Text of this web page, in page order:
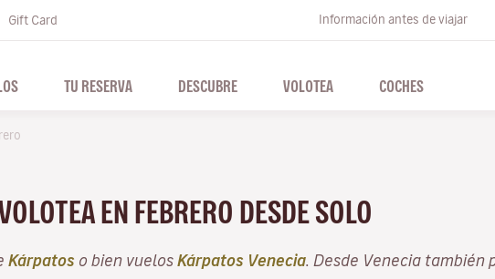
Gift Card Información antes de viajar
TU RESERVA DESCUBRE VOLOTEA COCHES
EN FEBRERO DESDE SOLO
Kárpatos o bien vuelos Kárpatos Venecia . Desde Venecia también